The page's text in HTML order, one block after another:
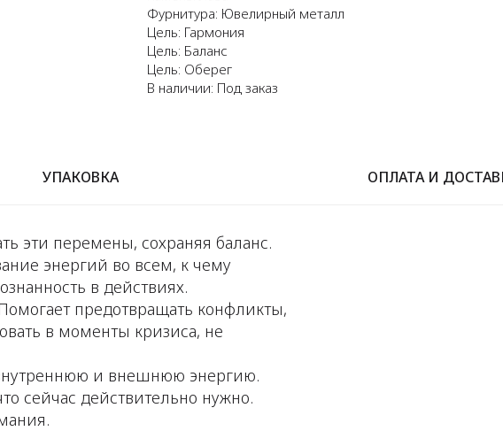
Фурнитура: Ювелирный металл
Цель: Гармония
Цель: Баланс
Цель: Оберег
В наличии: Под заказ
УПАКОВКА ОПЛАТА И
эти перемены, сохраняя баланс.
энергий во всем, к чему
в действиях.
предотвращать конфликты,
в моменты кризиса, не
и внешнюю энергию.
сейчас действительно нужно.